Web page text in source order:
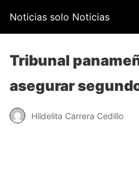
Noticias solo Noticias
Tribunal
asegurar
Hildelita Carrera Cedillo